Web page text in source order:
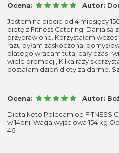
Ocena: Autor:
Jestem na diecie od 4 miesięcy
dietę z Fitness Catering. Dania są
przyprawione. Korzystałam
razu byłam zaskoczona,
dlatego wracam tutaj cały czas i
wiele promocji, Kilka razy
dostałam dzień diety za darmo.
Ocena: Autor:
Dieta keto Polecam od FITNESS
w 14dni! Waga wyjściowa 154 kg
46